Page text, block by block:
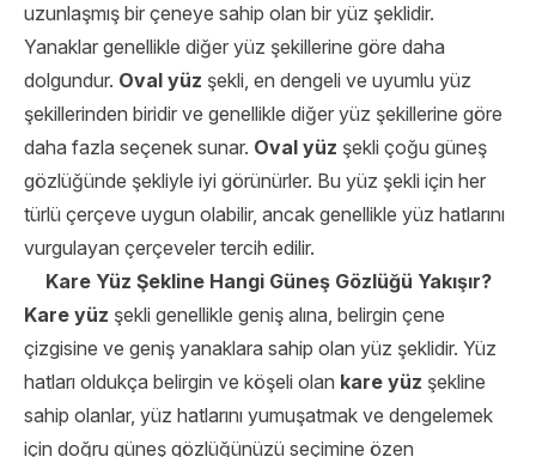
uzunlaşmış bir çeneye sahip olan bir yüz şeklidir.
Yanaklar genellikle diğer yüz şekillerine göre daha
dolgundur. Oval yüz şekli, en dengeli ve uyumlu yüz
şekillerinden biridir ve genellikle diğer yüz şekillerine göre
daha fazla seçenek sunar. Oval yüz şekli çoğu güneş
gözlüğünde şekliyle iyi görünürler. Bu yüz şekli için her
türlü çerçeve uygun olabilir, ancak genellikle yüz hatlarını
vurgulayan çerçeveler tercih edilir.
Kare Yüz Şekline Hangi Güneş Gözlüğü Yakışır?
Kare yüz şekli genellikle geniş alına, belirgin çene
çizgisine ve geniş yanaklara sahip olan yüz şeklidir. Yüz
hatları oldukça belirgin ve köşeli olan kare yüz şekline
sahip olanlar, yüz hatlarını yumuşatmak ve dengelemek
için doğru güneş gözlüğünüzü seçimine özen